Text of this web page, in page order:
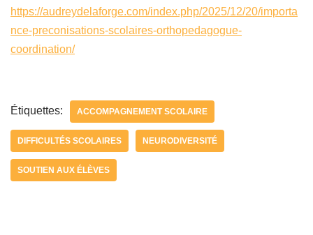
https://audreydelaforge.com/index.php/2025/12/20/importa
nce-preconisations-scolaires-orthopedagogue-
coordination/
Étiquettes: ACCOMPAGNEMENT SCOLAIRE
DIFFICULTÉS SCOLAIRES NEURODIVERSITÉ
SOUTIEN AUX ÉLÈVES